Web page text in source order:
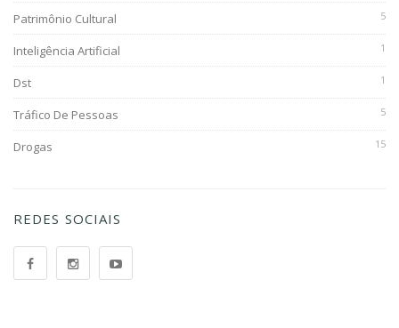
Patrimônio Cultural 5
Inteligência Artificial 1
Dst 1
Tráfico De Pessoas 5
Drogas 15
REDES SOCIAIS